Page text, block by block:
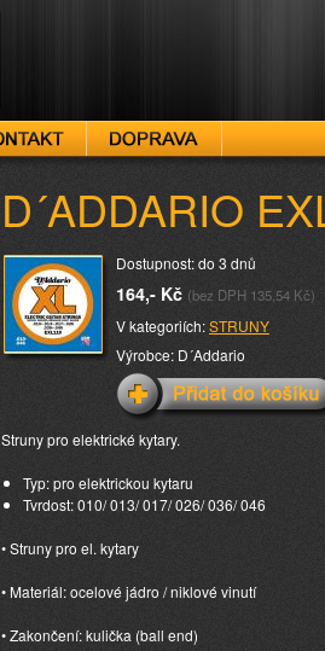
D´ADDARIO
Dostupnost: do 3 dnů
164,- Kč (bez DPH 135,54 Kč)
V kategoriích:STRUNY
Výrobce: D´Addario
Struny pro elektrické kytary.
Typ: pro elektrickou kytaru
Tvrdost: 010/ 013/ 017/ 026/ 036/ 046
• Struny pro el. kytary
• Materiál: ocelové jádro / niklové vinutí
• Zakončení: kulička (ball end)